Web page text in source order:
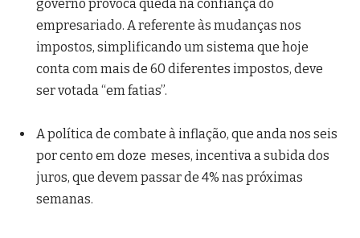
governo provoca queda na confiança do
empresariado. A referente às mudanças nos
impostos, simplificando um sistema que hoje
conta com mais de 60 diferentes impostos, deve
ser votada “em fatias”.
A política de combate à inflação, que anda nos seis
por cento em doze meses, incentiva a subida dos
juros, que devem passar de 4% nas próximas
semanas.